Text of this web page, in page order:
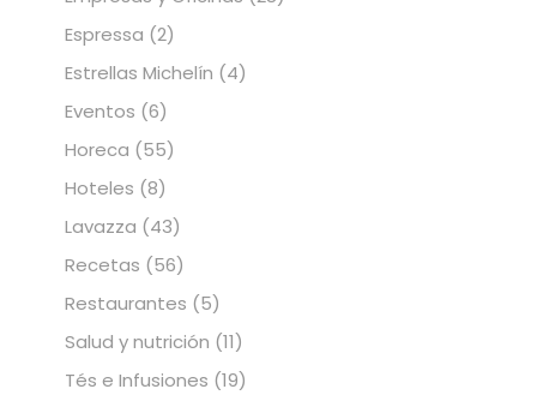
Espressa (2)
Estrellas Michelín (4)
Eventos (6)
Horeca (55)
Hoteles (8)
Lavazza (43)
Recetas (56)
Restaurantes (5)
Salud y nutrición (11)
Tés e Infusiones (19)